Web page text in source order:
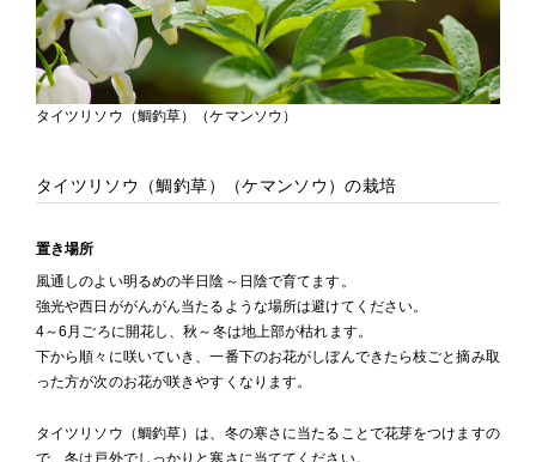
タイツリソウ（鯛釣草）（ケマンソウ）
タイツリソウ（鯛釣草）（ケマンソウ）の栽培
置き場所
風通しのよい明るめの半日陰～日陰で育てます。
強光や西日ががんがん当たるような場所は避けてください。
4～6月ごろに開花し、秋～冬は地上部が枯れます。
下から順々に咲いていき、一番下のお花がしぼんできたら枝ごと摘み取
った方が次のお花が咲きやすくなります。
タイツリソウ（鯛釣草）は、冬の寒さに当たることで花芽をつけますの
で、冬は戸外でしっかりと寒さに当ててください。